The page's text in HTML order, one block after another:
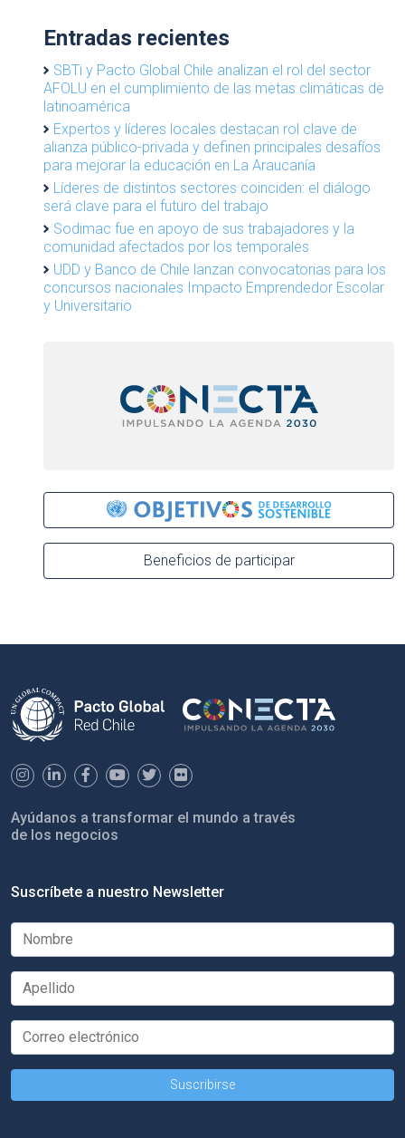
Entradas recientes
SBTi y Pacto Global Chile analizan el rol del sector
AFOLU en el cumplimiento de las metas climáticas de
latinoamérica
Expertos y líderes locales destacan rol clave de
alianza público-privada y definen principales desafíos
para mejorar la educación en La Araucanía
Líderes de distintos sectores coinciden: el diálogo
será clave para el futuro del trabajo
Sodimac fue en apoyo de sus trabajadores y la
comunidad afectados por los temporales
UDD y Banco de Chile lanzan convocatorias para los
concursos nacionales Impacto Emprendedor Escolar
y Universitario
Beneficios de participar
Ayúdanos a transformar el mundo a través
de los negocios
Suscríbete a nuestro Newsletter